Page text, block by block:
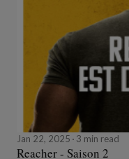
Jan 22, 2025 3 min read
Reacher - Saison 2